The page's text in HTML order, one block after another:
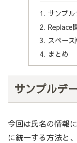
サンプ
Replace
スペー
まとめ
サンプルデ
今回は氏名の情報
に統一する方法と